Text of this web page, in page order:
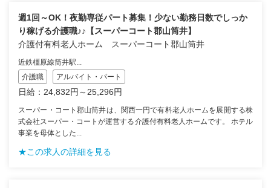
週1回～OK！夜勤専従パート募集！少ない勤務日数でしっか
り稼げる介護職♪♪【スーパーコート郡山筒井】
介護付有料老人ホーム スーパーコート郡山筒井
近鉄橿原線筒井駅...
介護職
アルバイト・パート
日給：24,832円～25,296円
スーパー・コート郡山筒井は、関西一円で有料老人ホームを展開する株
式会社スーパー・コートが運営する介護付有料老人ホームです。 ホテル
事業を母体とした...
★この求人の詳細を見る